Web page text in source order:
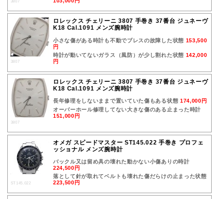
3807
3807
ロレックス チェリーニ 3807 手巻き 37番台 ジュネーヴ
K18 Cal.1091 メンズ腕時計
小さな傷がある時計も不動でブレスの故障した状態 153,500
円
時計が動いてないガラス（風防）が少し割れた状態 142,000
円
3807
ロレックス チェリーニ 3807 手巻き 37番台 ジュネーヴ
K18 Cal.1091 メンズ腕時計
長年修理をしないままで置いていた傷もある状態 174,000円
オーバーホール修理してない大きな傷のある止まった時計
151,000円
ST145.022
オメガ スピードマスター ST145.022 手巻き プロフェ
ッショナル メンズ腕時計
バックル又は留め具の壊れた動かない小傷ありの時計
224,500円
落として針が取れてベルトも壊れた傷だらけの止まった状態
223,500円